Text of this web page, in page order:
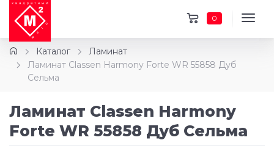
0
Каталог
Ламинат
Ламинат Classen Harmony Forte WR 55858 Дуб
Сельма
Ламинат Classen Harmony
Forte WR 55858 Дуб Сельма